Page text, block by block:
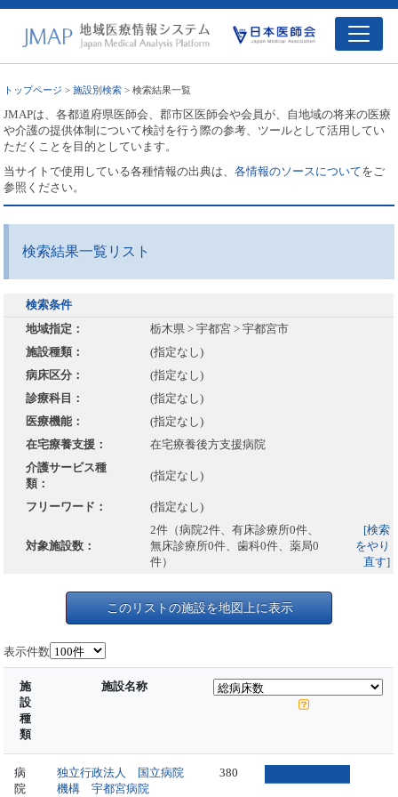
トップページ >施設別検索 > 検索結果一覧
JMAPは、各都道府県医師会、郡市区医師会や会員が、自地域の将来の医療
や介護の提供体制について検討を行う際の参考、ツールとして活用してい
ただくことを目的としています。
当サイトで使用している各種情報の出典は、各情報のソースについてをご
参照ください。
検索結果一覧リスト
検索条件
地域指定：
栃木県 > 宇都宮 > 宇都宮市
施設種類：
(指定なし)
病床区分：
(指定なし)
診療科目：
(指定なし)
医療機能：
(指定なし)
在宅療養支援：
在宅療養後方支援病院
介護サービス種
類：
(指定なし)
フリーワード： (指定なし)
対象施設数：
2件（病院2件、有床診療所0件、
無床診療所0件、歯科0件、薬局0
件）
[検索
をやり
直す]
このリストの施設を地図上に表示
表示件数
施
設
種
類
施設名称
病
院
独立行政法人 国立病院
機構 宇都宮病院
380